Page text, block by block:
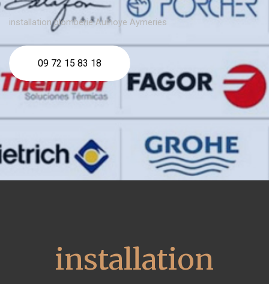
installation plomberie Aulnoye Aymeries
09 72 15 83 18
installation